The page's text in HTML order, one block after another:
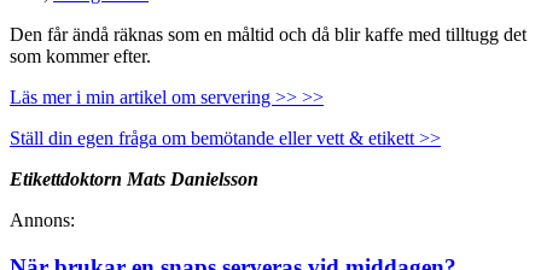
Den får ändå räknas som en måltid och då blir kaffe med tilltugg det
som kommer efter.
Läs mer i min artikel om servering >> >>
Ställ din egen fråga om bemötande eller vett & etikett >>
Etikettdoktorn Mats Danielsson
Annons: